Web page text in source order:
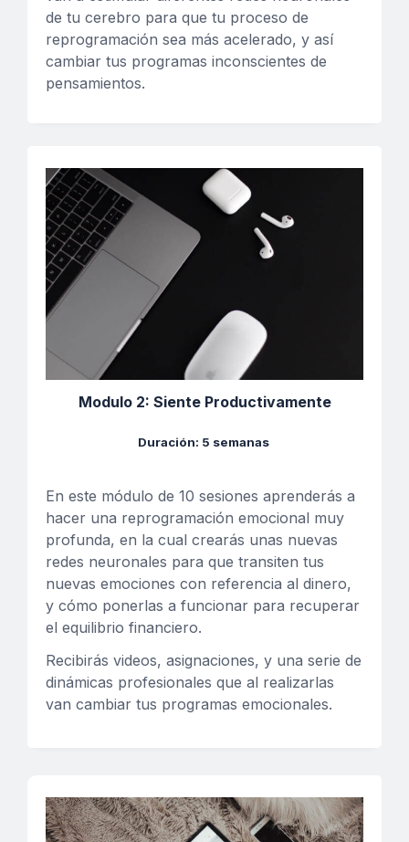
de tu cerebro para que tu proceso de
reprogramación sea más acelerado, y así
cambiar tus programas inconscientes de
pensamientos.
Modulo 2: Siente Productivamente
Duración: 5 semanas
En este módulo de 10 sesiones aprenderás a
hacer una reprogramación emocional muy
profunda, en la cual crearás unas nuevas
redes neuronales para que transiten tus
nuevas emociones con referencia al dinero,
y cómo ponerlas a funcionar para recuperar
el equilibrio financiero.
Recibirás videos, asignaciones, y una serie de
dinámicas profesionales que al realizarlas
van cambiar tus programas emocionales.